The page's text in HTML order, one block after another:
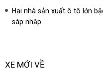
Hai nhà sản xuất ô tô lớn
sáp nhập
XE MỚI VỀ